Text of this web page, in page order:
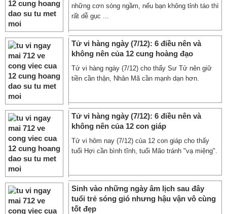
những cơn sóng ngầm, nếu bạn không tỉnh táo thì
rất dễ gục ...
Tử vi hàng ngày (7/12): 6 điều nên và
không nên của 12 cung hoàng đạo
Tử vi hàng ngày (7/12) cho thấy Sư Tử nên giữ
tiền cần thận, Nhân Mã cần mạnh dạn hơn.
Tử vi hàng ngày (7/12): 6 điều nên và
không nên của 12 con giáp
Tử vi hôm nay (7/12) của 12 con giáp cho thấy
tuổi Hợi cần bình tĩnh, tuổi Mão tránh "vạ miệng".
Sinh vào những ngày âm lịch sau đây
tuổi trẻ sóng gió nhưng hậu vận vô cùng
tốt đẹp